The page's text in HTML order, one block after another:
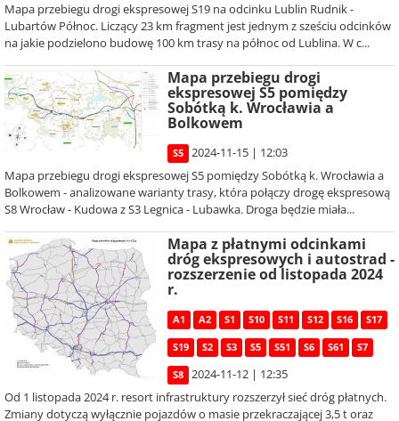
Mapa przebiegu drogi ekspresowej S19 na odcinku Lublin Rudnik -
Lubartów Północ. Liczący 23 km fragment jest jednym z sześciu odcinków
na jakie podzielono budowę 100 km trasy na północ od Lublina. W c...
Mapa przebiegu drogi
ekspresowej S5 pomiędzy
Sobótką k. Wrocławia a
Bolkowem
S5
2024-11-15 | 12:03
Mapa przebiegu drogi ekspresowej S5 pomiędzy Sobótką k. Wrocławia a
Bolkowem - analizowane warianty trasy, która połączy drogę ekspresową
S8 Wrocław - Kudowa z S3 Legnica - Lubawka. Droga będzie miała...
Mapa z płatnymi odcinkami
dróg ekspresowych i autostrad -
rozszerzenie od listopada 2024
r.
A1 A2 S1 S10 S11 S12 S16 S17
S19 S2 S3 S5 S51 S6 S61 S7
S8
2024-11-12 | 12:35
Od 1 listopada 2024 r. resort infrastruktury rozszerzył sieć dróg płatnych.
Zmiany dotyczą wyłącznie pojazdów o masie przekraczającej 3,5 t oraz